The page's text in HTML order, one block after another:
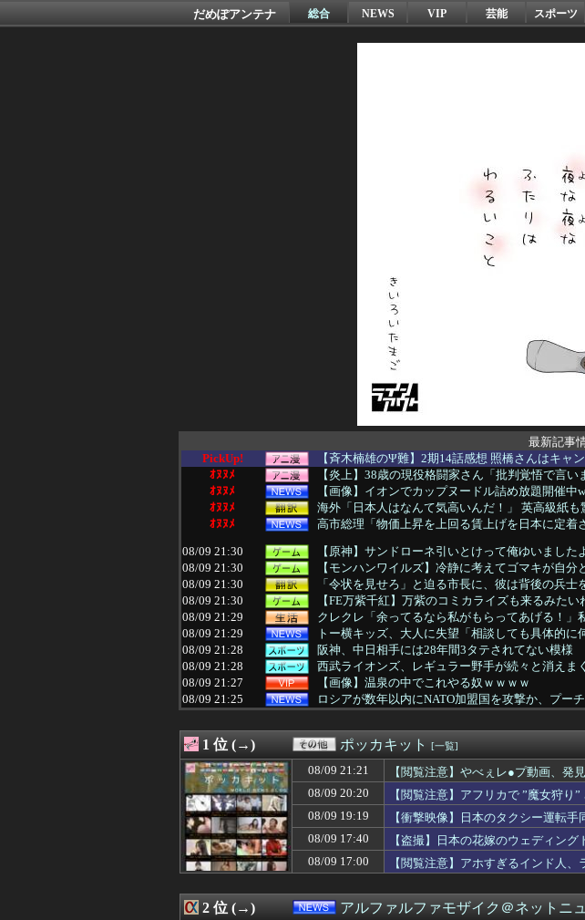
だめぽアンテナ 総合 NEWS VIP 芸能 スポーツ
最新記事
PickUp!
【斉木楠雄のΨ難】2期14話感想 照橋さんはキャ
ｵﾇﾇﾒ
【炎上】38歳の現役格闘家さん「批判覚悟で言
ｵﾇﾇﾒ
【画像】イオンでカップヌードル詰め放題開催中
ｵﾇﾇﾒ
海外「日本人はなんて気高いんだ！」 英高級紙
ｵﾇﾇﾒ
高市総理「物価上昇を上回る賃上げを日本に定着
08/09 21:30
【原神】サンドローネ引いとけって俺ゆいました
08/09 21:30
【モンハンワイルズ】冷静に考えてゴマキが自
08/09 21:30
「令状を見せろ」と迫る市長に、彼は背後の兵
08/09 21:30
【FE万紫千紅】万紫のコミカライズも来るみた
08/09 21:29
クレクレ「余ってるなら私がもらってあげる！
08/09 21:29
トー横キッズ、大人に失望「相談しても具体的
08/09 21:28
阪神、中日相手には28年間3タテされてない模様
08/09 21:28
西武ライオンズ、レギュラー野手が続々と消えま
08/09 21:27
【画像】温泉の中でこれやる奴ｗｗｗｗ
08/09 21:25
ロシアが数年以内にNATO加盟国を攻撃か、プー
08/09 21:25
【悲報】一世を風靡した「相席屋」、いつの間に
08/09 21:24
大谷翔平と佐々木朗希、不穏ｗｗｗｗｗｗｗｗｗ
08/09 21:21
【画像】転売屋の娘「ママー！ちいかわのシール
08/09 21:21
【閲覧注意】やべぇレ●プ動画、発見される…（
08/09 21:20
【速報】韓国サッカー協会の性接待、日本人審判
08/09 21:20
【セ順位】兎虎-=====//===星==燕==竜==鯉 【8/9
08/09 21:19
【画像】ボーイッシュJKさん、頭隠して乳頭隠せ
08/09 21:18
METALVERSEが「LuckyFes26」に出現
08/09 21:17
【オカルト】「頭は正常だけど、これだけはガチ
08/09 21:15
【画像】こういう「チンポ入れてもいいのよ？」
08/09 21:14
【悲報】 ゴールデンボンバーのライブステージに
1 位 (→) ポッカキット [一覧]
08/09 21:21
【閲覧注意】やべぇレ●プ動画、発
08/09 20:20
【閲覧注意】アフリカで ”魔女狩
08/09 19:19
【衝撃映像】日本のタクシー運転
08/09 17:40
【盗撮】日本の花嫁のウェディン
08/09 17:00
【閲覧注意】アホすぎるインド人
2 位 (→) アルファルファモザイク＠ネットニ